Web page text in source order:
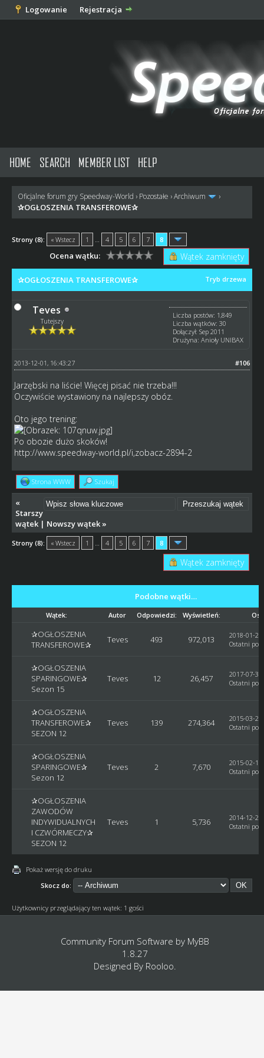
Logowanie Rejestracja
HOME SEARCH MEMBER LIST HELP
Oficjalne forum gry Speedway-World › Pozostałe ›Archiwum ›
✰OGŁOSZENIA TRANSFEROWE✰
Strony (8): « Wstecz 1 4 5 6 7 8
Wątek zamknięty
Ocena wątku:
Tryb drzewa
✰OGŁOSZENIA TRANSFEROWE✰
Teves
Tutejszy
Liczba postów: 1,849
Liczba wątków: 30
Dołączył: Sep 2011
Drużyna: Anioły UNIBAX
#106
2013-12-01, 16:43:27
Jarzębski na liście! Więcej pisać nie trzeba!!!
Oczywiście wystawiony na najlepszy obóz.
Oto jego trening:
Po obozie dużo skoków!
http://www.speedway-world.pl/i,zobacz-2894-2
Strona WWW Szukaj
«
Starszy
wątek| Nowszy wątek»
Strony (8): « Wstecz 1 4 5 6 7 8
Wątek zamknięty
Podobne wątki…
Wątek: Autor Odpowiedzi: Wyświetleń:
✰OGŁOSZENIA
TRANSFEROWE✰
Teves 493 972,013
2018-01-
Ostatni post
✰OGŁOSZENIA
SPARINGOWE✰
Sezon 15
Teves 12 26,457
2017-07-
Ostatni post
✰OGŁOSZENIA
TRANSFEROWE✰
SEZON 12
Teves 139 274,364
2015-03-
Ostatni post
✰OGŁOSZENIA
SPARINGOWE✰
Sezon 12
Teves 2 7,670
2015-02-
Ostatni post
✰OGŁOSZENIA
ZAWODÓW
INDYWIDUALNYCH
I CZWÓRMECZY✰
SEZON 12
Teves 1 5,736
2014-12-
Ostatni post
Pokaż wersję do druku
Skocz do:
Użytkownicy przeglądający ten wątek: 1 gości
Community Forum Software by MyBB
1.8.27
Designed By Rooloo